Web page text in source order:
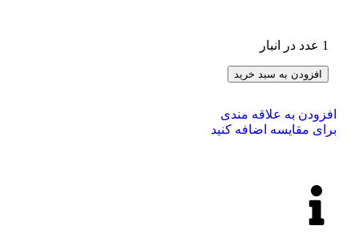
1 عدد در انبار
افزودن به سبد خرید
افزودن به علاقه مندی
برای مقایسه اضافه کنید